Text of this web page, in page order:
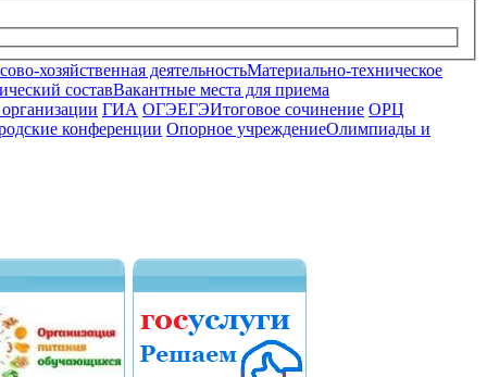
хозяйственная деятельностьМатериально-техническое
составВакантные места для приема
ГИА ОГЭЕГЭИтоговое сочинение ОРЦ
конференции Опорное учреждениеОлимпиады и